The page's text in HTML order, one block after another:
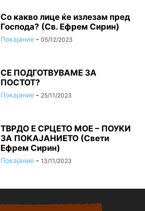
Со какво лице ќе излезам пред
Господа? (Св. Ефрем Сирин)
Покајание - 05/12/2023
СЕ ПОДГОТВУВАМЕ ЗА
ПОСТОТ?
Покајание - 25/11/2023
ТВРДО Е СРЦЕТО МОЕ – ПОУКИ
ЗА ПОКАЈАНИЕТО (Свети
Ефрем Сирин)
Покајание - 13/11/2023